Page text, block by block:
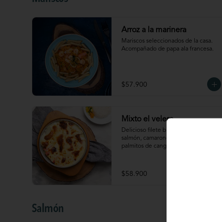
Arroz a la marinera
Mariscos seleccionados de la casa.
Acompañado de papa ala francesa.
$57.900
Mixto el velero
Delicioso filete blanco, filete de
salmón, camarones, calamar blanco,
palmitos de cangrejo y puré de papa,
$58.900
Salmón